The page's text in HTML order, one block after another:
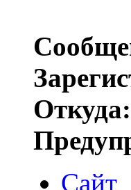
Откуда:
Сайт